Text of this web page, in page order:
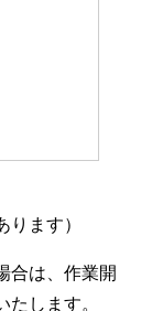
ります）
合は、作業開
します。